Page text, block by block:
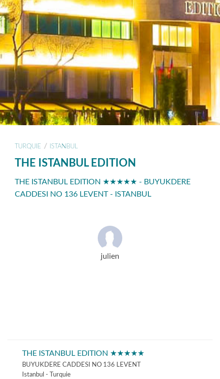
TURQUIE / ISTANBUL
THE ISTANBUL EDITION
THE ISTANBUL EDITION ★★★★★ - BUYUKDERE
CADDESI NO 136 LEVENT - ISTANBUL
julien
THE ISTANBUL EDITION ★★★★★
BUYUKDERE CADDESI NO 136 LEVENT
Istanbul - Turquie